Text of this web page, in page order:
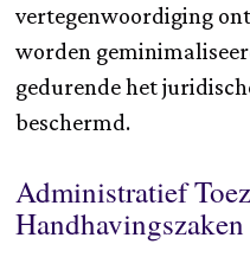
vertegenwoordiging
worden
gedurende het
beschermd.
Administratief
Handhavingszaken